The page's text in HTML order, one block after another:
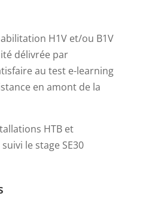
H1V et/ou B1V
délivrée par
au test e-learning
en amont de la
HTB et
le stage SE30